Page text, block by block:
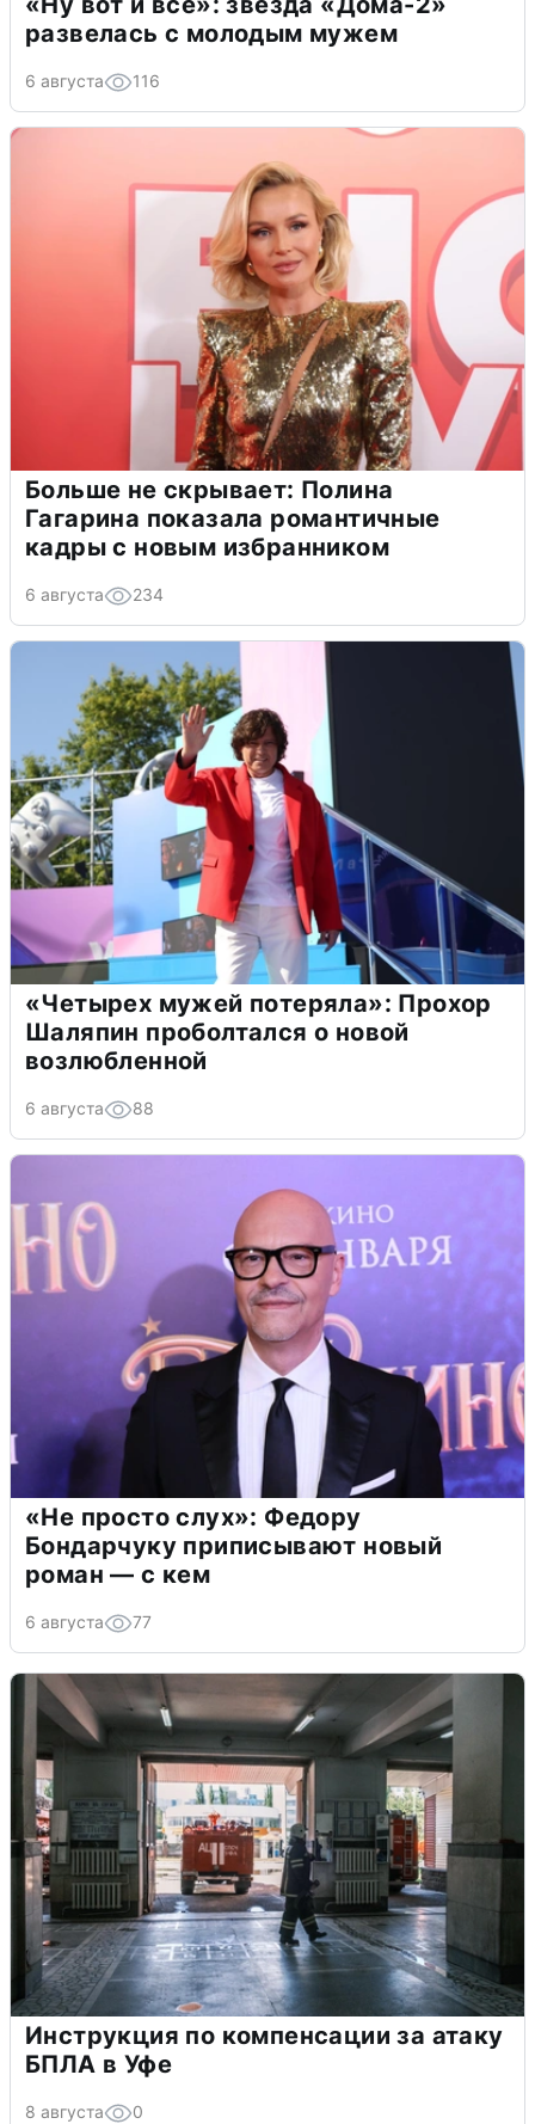
развелась с молодым мужем
6 августа 116
Больше не скрывает: Полина
Гагарина показала романтичные
кадры с новым избранником
6 августа 234
«Четырех мужей потеряла»: Прохор
Шаляпин проболтался о новой
возлюбленной
6 августа 88
«Не просто слух»: Федору
Бондарчуку приписывают новый
роман — с кем
6 августа 77
Инструкция по компенсации за атаку
БПЛА в Уфе
8 августа 0